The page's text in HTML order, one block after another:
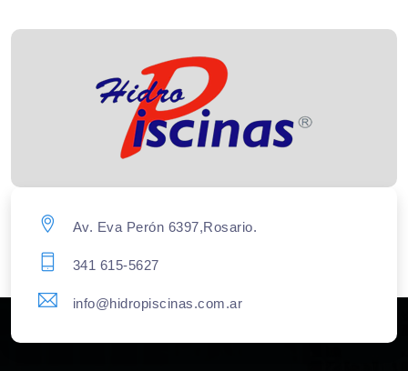
Av. Eva Perón 6397,Rosario.
341 615-5627
info@hidropiscinas.com.ar